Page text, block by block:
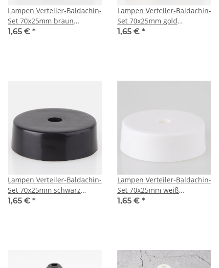
Lampen Verteiler-Baldachin-
Set 70x25mm braun
Dreilochscheibe und
1,65 € *
Lampen Verteiler-Baldachin-
Set 70x25mm gold
Dreilochscheibe und
1,65 € *
Lampen Verteiler-Baldachin-
Set 70x25mm schwarz
Dreilochscheibe und
1,65 € *
Lampen Verteiler-Baldachin-
Set 70x25mm weiß
Dreilochscheibe und
1,65 € *